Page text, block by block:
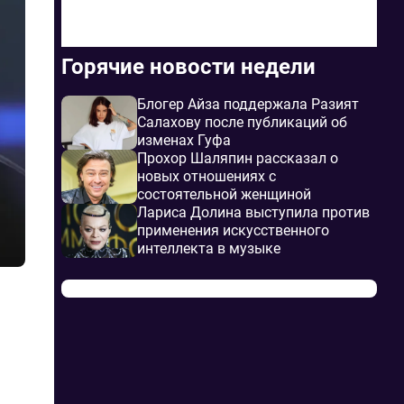
Горячие новости недели
Блогер Айза поддержала Разият
Салахову после публикаций об
изменах Гуфа
Прохор Шаляпин рассказал о
новых отношениях с
состоятельной женщиной
Лариса Долина выступила против
применения искусственного
интеллекта в музыке